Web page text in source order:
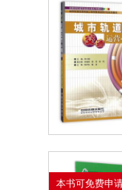
本书可免费申